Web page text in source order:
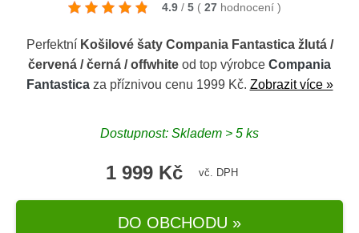
4.9 / 5 ( 27 hodnocení )
Perfektní Košilové šaty Compania Fantastica žlutá /
červená / černá / offwhite od top výrobce Compania
Fantasticaza příznivou cenu 1999 Kč. Zobrazit více »
Dostupnost: Skladem > 5 ks
1 999 Kč vč. DPH
DO OBCHODU »